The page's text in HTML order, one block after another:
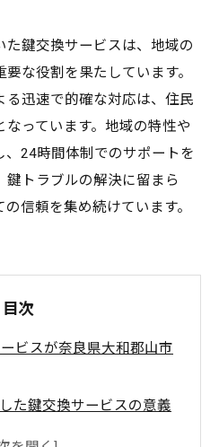
鍵交換サービスは、地域の
な役割を果たしています。
る迅速で的確な対応は、住民
っています。地域の特性や
24時間体制でのサポートを
トラブルの解決に留まら
信頼を集め続けています。
目次
ビスが奈良県大和郡山市
た鍵交換サービスの意義
る鍵交換の重要性